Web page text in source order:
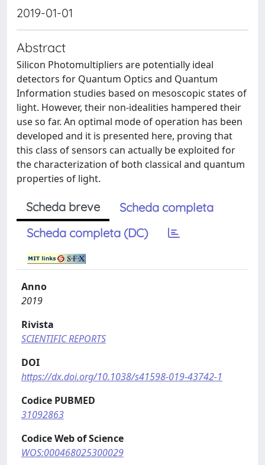
2019-01-01
Abstract
Silicon Photomultipliers are potentially ideal
detectors for Quantum Optics and Quantum
Information studies based on mesoscopic states of
light. However, their non-idealities hampered their
use so far. An optimal mode of operation has been
developed and it is presented here, proving that
this class of sensors can actually be exploited for
the characterization of both classical and quantum
properties of light.
Scheda breve
Scheda completa
Scheda completa (DC)
Anno
2019
Rivista
SCIENTIFIC REPORTS
DOI
https://dx.doi.org/10.1038/s41598-019-43742-1
Codice PUBMED
31092863
Codice Web of Science
WOS:000468025300029